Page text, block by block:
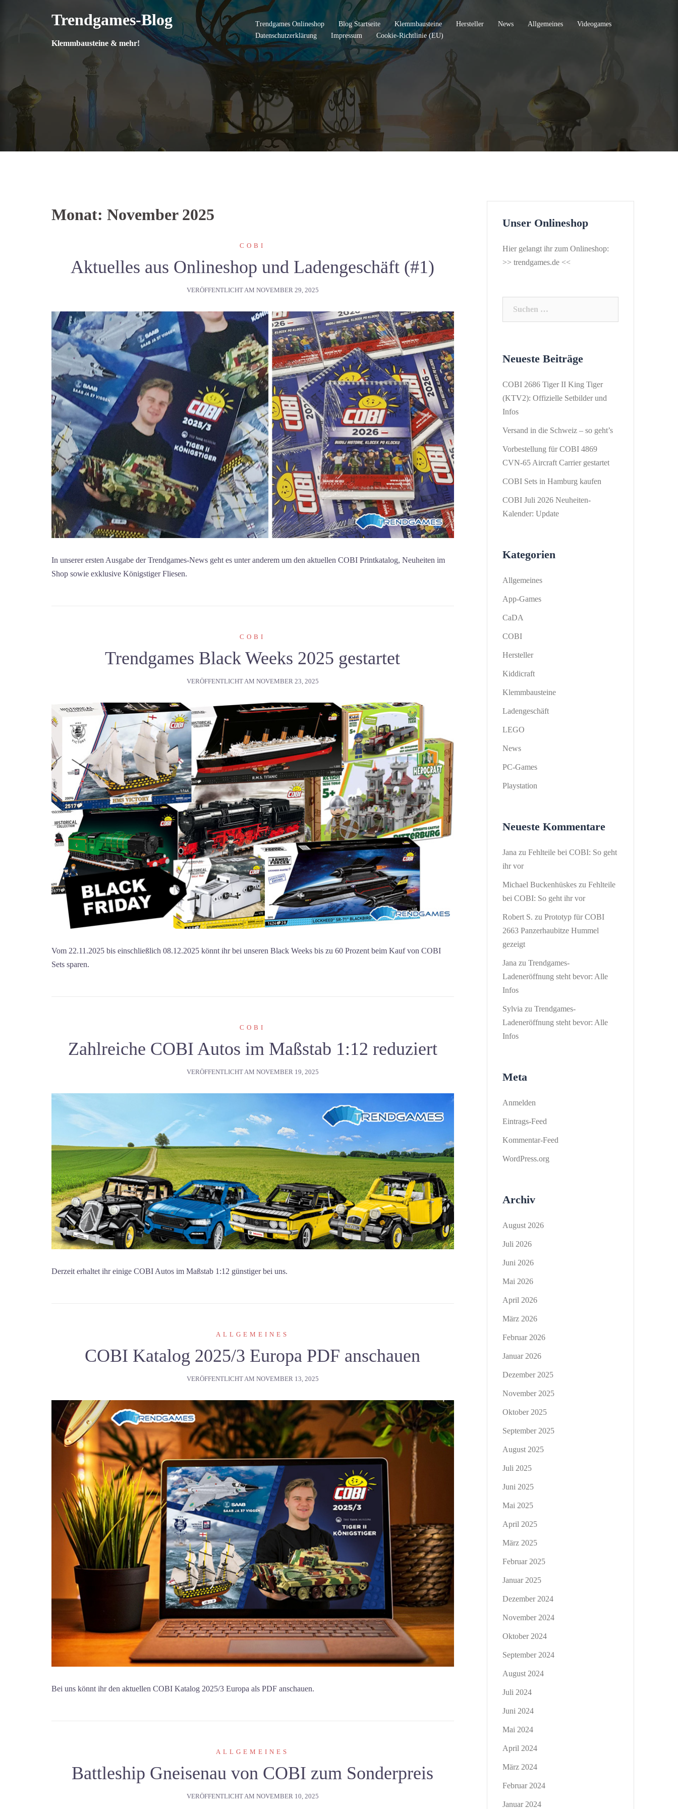
Trendgames-Blog
Klemmbausteine & mehr!
Trendgames Onlineshop Blog Startseite Klemmbausteine Hersteller News Allgemeines
Videogames
Datenschutzerklärung
Impressum Cookie-Richtlinie (EU)
Monat: November 2025
COBI
Aktuelles aus Onlineshop und Ladengeschäft (#1)
VERÖFFENTLICHT AM NOVEMBER 29, 2025
In unserer ersten Ausgabe der Trendgames-News geht es unter anderem um den aktuellen COBI Printkatalog, Neuheiten im
Shop sowie exklusive Königstiger Fliesen.
COBI
Trendgames Black Weeks 2025 gestartet
VERÖFFENTLICHT AM NOVEMBER 23, 2025
Vom 22.11.2025 bis einschließlich 08.12.2025 könnt ihr bei unseren Black Weeks bis zu 60 Prozent beim Kauf von COBI
Sets sparen.
COBI
Zahlreiche COBI Autos im Maßstab 1:12 reduziert
VERÖFFENTLICHT AM NOVEMBER 19, 2025
Derzeit erhaltet ihr einige COBI Autos im Maßstab 1:12 günstiger bei uns.
ALLGEMEINES
COBI Katalog 2025/3 Europa PDF anschauen
VERÖFFENTLICHT AM NOVEMBER 13, 2025
Bei uns könnt ihr den aktuellen COBI Katalog 2025/3 Europa als PDF anschauen.
ALLGEMEINES
Battleship Gneisenau von COBI zum Sonderpreis
VERÖFFENTLICHT AM NOVEMBER 10, 2025
Unser Onlineshop
Hier gelangt ihr zum Onlineshop:
>> trendgames.de<<
Neueste Beiträge
COBI 2686 Tiger II King Tiger
(KTV2): Offizielle Setbilder und
Infos
Versand in die Schweiz – so geht’s
Vorbestellung für COBI 4869
CVN-65 Aircraft Carrier gestartet
COBI Sets in Hamburg kaufen
COBI Juli 2026 Neuheiten-
Kalender: Update
Kategorien
Allgemeines
App-Games
CaDA
COBI
Hersteller
Kiddicraft
Klemmbausteine
Ladengeschäft
LEGO
News
PC-Games
Playstation
Neueste Kommentare
Jana zu Fehlteile bei COBI: So geht
ihr vor
Michael Buckenhüskeszu Fehlteile
bei COBI: So geht ihr vor
Robert S. zu Prototyp für COBI
2663 Panzerhaubitze Hummel
gezeigt
Jana zu Trendgames-
Ladeneröffnung steht bevor: Alle
Infos
Sylvia zu Trendgames-
Ladeneröffnung steht bevor: Alle
Infos
Meta
Anmelden
Eintrags-Feed
Kommentar-Feed
WordPress.org
Archiv
August 2026
Juli 2026
Juni 2026
Mai 2026
April 2026
März 2026
Februar 2026
Januar 2026
Dezember 2025
November 2025
Oktober 2025
September 2025
August 2025
Juli 2025
Juni 2025
Mai 2025
April 2025
März 2025
Februar 2025
Januar 2025
Dezember 2024
November 2024
Oktober 2024
September 2024
August 2024
Juli 2024
Juni 2024
Mai 2024
April 2024
März 2024
Februar 2024
Januar 2024